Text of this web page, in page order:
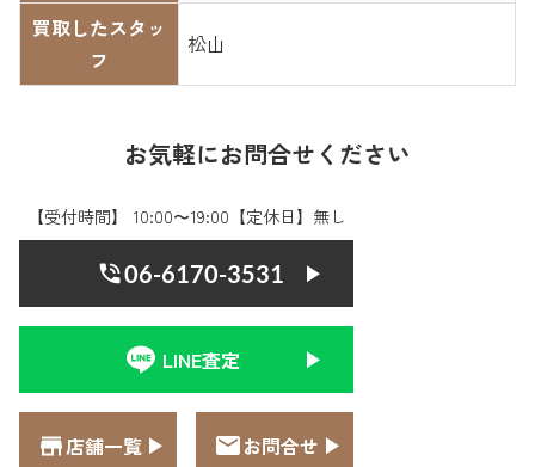
買取したスタッ
フ
松山
お気軽にお問合せください
【受付時間】 10:00〜19:00【定休日】無し
06-6170-3531
LINE査定
店舗一覧 お問合せ